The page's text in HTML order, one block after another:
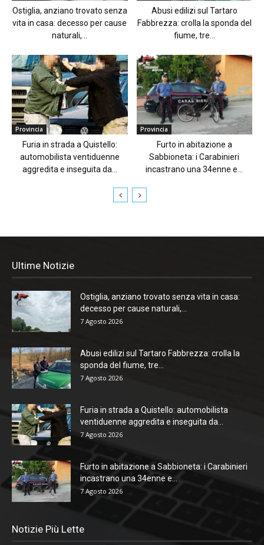
Ostiglia, anziano trovato senza
vita in casa: decesso per cause
naturali,...
Abusi edilizi sul Tartaro
Fabbrezza: crolla la sponda del
fiume, tre...
Provincia
Furia in strada a Quistello:
automobilista ventiduenne
aggredita e inseguita da...
Provincia
Furto in abitazione a
Sabbioneta: i Carabinieri
incastrano una 34enne e...
Ultime Notizie
Ostiglia, anziano trovato senza vita in casa:
decesso per cause naturali,...
7 Agosto 2026
Abusi edilizi sul Tartaro Fabbrezza: crolla la
sponda del fiume, tre...
7 Agosto 2026
Furia in strada a Quistello: automobilista
ventiduenne aggredita e inseguita da...
7 Agosto 2026
Furto in abitazione a Sabbioneta: i Carabinieri
incastrano una 34enne e...
7 Agosto 2026
Notizie Più Lette